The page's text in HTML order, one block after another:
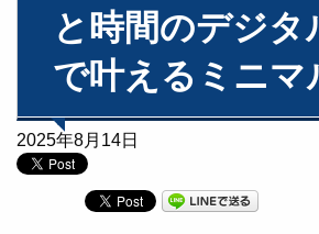
と時間のデジタ
で叶えるミニマ
2025年8月14日